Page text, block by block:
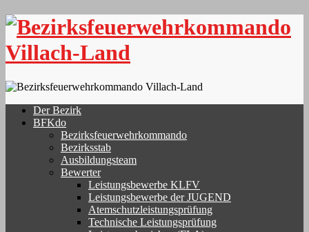
Skip
content
Der Bezirk
BFKdo
Bezirksfeuerwehrkommando
Bezirksstab
Ausbildungsteam
Bewerter
Leistungsbewerbe KLFV
Leistungsbewerbe der JUGEND
Atemschutzleistungsprüfung
Technische Leistungsprüfung